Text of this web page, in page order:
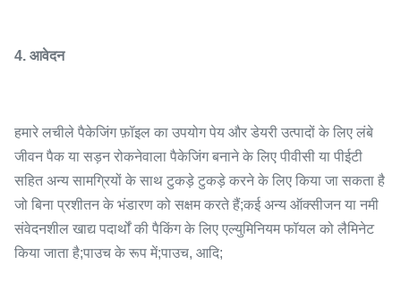
4. आवेदन
हमारे लचीले पैकेजिंग फ़ॉइल का उपयोग पेय और डेयरी उत्पादों के लिए लंबे
जीवन पैक या सड़न रोकनेवाला पैकेजिंग बनाने के लिए पीवीसी या पीईटी
सहित अन्य सामग्रियों के साथ टुकड़े टुकड़े करने के लिए किया जा सकता है
जो बिना प्रशीतन के भंडारण को सक्षम करते हैं;कई अन्य ऑक्सीजन या नमी
संवेदनशील खाद्य पदार्थों की पैकिंग के लिए एल्युमिनियम फॉयल को लैमिनेट
किया जाता है;पाउच के रूप में;पाउच, आदि;